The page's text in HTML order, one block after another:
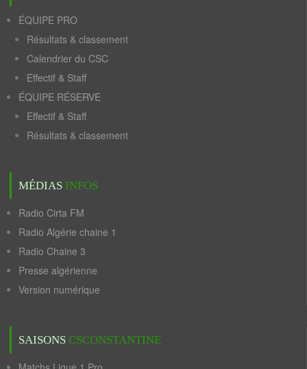
ÉQUIPE PRO
Résultats & classement
Calendrier du CSC
Effectif & Staff
ÉQUIPE RÉSERVE
Effectif & Staff
Résultats & classement
MÉDIAS INFOS
Radio Cirta FM
Radio Algérie chaine 1
Radio Chaine 3
Presse algérienne
Version numérique
SAISONS CSCONSTANTINE